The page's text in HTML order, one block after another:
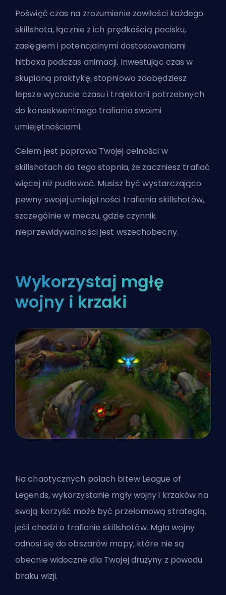
Poświęć czas na zrozumienie zawiłości każdego
skillshota, łącznie z ich prędkością pocisku,
zasięgiem i potencjalnymi dostosowaniami
hitboxa podczas animacji. Inwestując czas w
skupioną praktykę, stopniowo zdobędziesz
lepsze wyczucie czasu i trajektorii potrzebnych
do konsekwentnego trafiania swoimi
umiejętnościami.
Celem jest poprawa Twojej celności w
skillshotach do tego stopnia, że zaczniesz trafiać
więcej niż pudłować. Musisz być wystarczająco
pewny swojej umiejętności trafiania skillshotów,
szczególnie w meczu, gdzie czynnik
nieprzewidywalności jest wszechobecny.
Wykorzystaj mgłę
wojny i krzaki
Na chaotycznych polach bitew League of
Legends, wykorzystanie mgły wojny i krzaków na
swoją korzyść może być przełomową strategią,
jeśli chodzi o trafianie skillshotów. Mgła wojny
odnosi się do obszarów mapy, które nie są
obecnie widoczne dla Twojej drużyny z powodu
braku wizji.